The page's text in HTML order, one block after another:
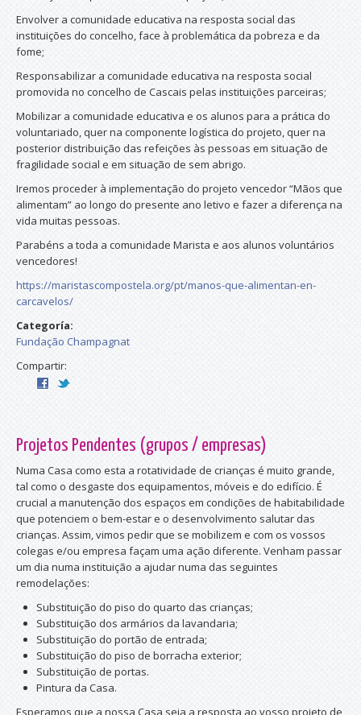
Envolver a comunidade educativa na resposta social das
instituições do concelho, face à problemática da pobreza e da
fome;
Responsabilizar a comunidade educativa na resposta social
promovida no concelho de Cascais pelas instituições parceiras;
Mobilizar a comunidade educativa e os alunos para a prática do
voluntariado, quer na componente logística do projeto, quer na
posterior distribuição das refeições às pessoas em situação de
fragilidade social e em situação de sem abrigo.
Iremos proceder à implementação do projeto vencedor “Mãos que
alimentam” ao longo do presente ano letivo e fazer a diferença na
vida muitas pessoas.
Parabéns a toda a comunidade Marista e aos alunos voluntários
vencedores!
https://maristascompostela.org/pt/manos-que-alimentan-en-
carcavelos/
Categoría:
Fundação Champagnat
Compartir:
Projetos Pendentes (grupos / empresas)
Numa Casa como esta a rotatividade de crianças é muito grande,
tal como o desgaste dos equipamentos, móveis e do edifício. É
crucial a manutenção dos espaços em condições de habitabilidade
que potenciem o bem-estar e o desenvolvimento salutar das
crianças. Assim, vimos pedir que se mobilizem e com os vossos
colegas e/ou empresa façam uma ação diferente. Venham passar
um dia numa instituição a ajudar numa das seguintes
remodelações:
Substituição do piso do quarto das crianças;
Substituição dos armários da lavandaria;
Substituição do portão de entrada;
Substituição do piso de borracha exterior;
Substituição de portas.
Pintura da Casa.
Esperamos que a nossa Casa seja a resposta ao vosso projeto de